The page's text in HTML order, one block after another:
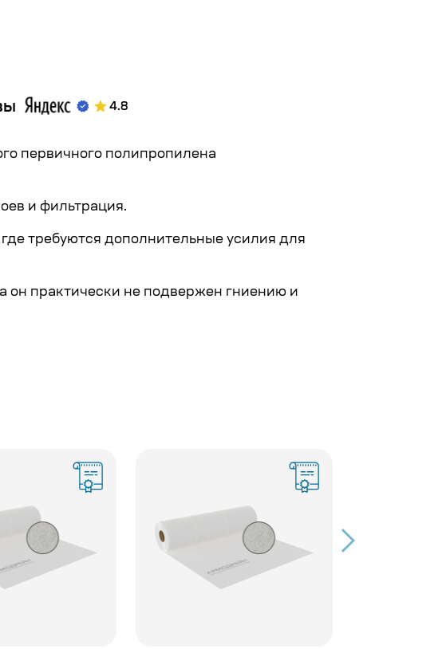
4.8
первичного полипропилена
и фильтрация.
требуются дополнительные усилия для
он практически не подвержен гниению и